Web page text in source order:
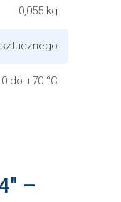
0,055 kg
do +70 °C
–